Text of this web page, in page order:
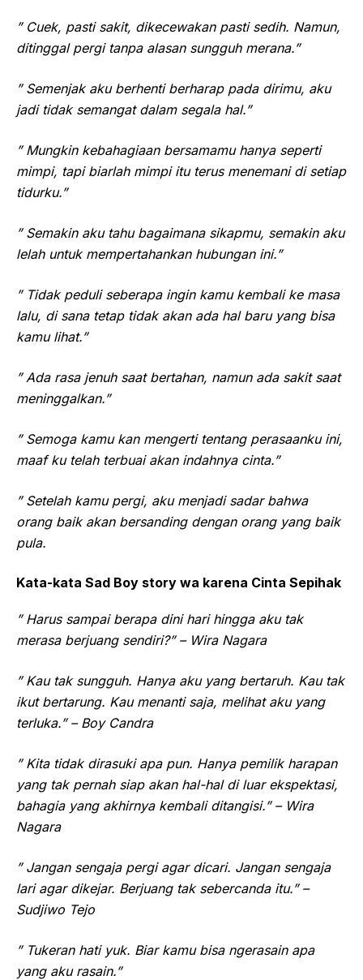
” Cuek, pasti sakit, dikecewakan pasti sedih. Namun,
ditinggal pergi tanpa alasan sungguh merana.”
” Semenjak aku berhenti berharap pada dirimu, aku
jadi tidak semangat dalam segala hal.”
” Mungkin kebahagiaan bersamamu hanya seperti
mimpi, tapi biarlah mimpi itu terus menemani di setiap
tidurku.”
” Semakin aku tahu bagaimana sikapmu, semakin aku
lelah untuk mempertahankan hubungan ini.”
” Tidak peduli seberapa ingin kamu kembali ke masa
lalu, di sana tetap tidak akan ada hal baru yang bisa
kamu lihat.”
” Ada rasa jenuh saat bertahan, namun ada sakit saat
meninggalkan.”
” Semoga kamu kan mengerti tentang perasaanku ini,
maaf ku telah terbuai akan indahnya cinta.”
” Setelah kamu pergi, aku menjadi sadar bahwa
orang baik akan bersanding dengan orang yang baik
pula.
Kata-kata Sad Boy story wa karena Cinta Sepihak
” Harus sampai berapa dini hari hingga aku tak
merasa berjuang sendiri?” – Wira Nagara
” Kau tak sungguh. Hanya aku yang bertaruh. Kau tak
ikut bertarung. Kau menanti saja, melihat aku yang
terluka.” – Boy Candra
” Kita tidak dirasuki apa pun. Hanya pemilik harapan
yang tak pernah siap akan hal-hal di luar ekspektasi,
bahagia yang akhirnya kembali ditangisi.” – Wira
Nagara
” Jangan sengaja pergi agar dicari. Jangan sengaja
lari agar dikejar. Berjuang tak sebercanda itu.” –
Sudjiwo Tejo
” Tukeran hati yuk. Biar kamu bisa ngerasain apa
yang aku rasain.”